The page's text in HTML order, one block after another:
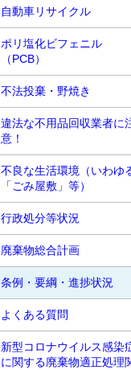
自動車リサイクル
ポリ塩化ビフェニル
（PCB）
不法投棄・野焼き
違法な不用品回収業者に
意！
不良な生活環境（いわゆ
「ごみ屋敷」等）
行政処分等状況
廃棄物総合計画
条例・要綱・進捗状況
よくある質問
新型コロナウイルス感染
に関する廃棄物適正処理